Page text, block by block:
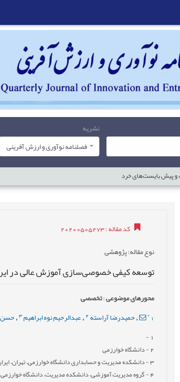
نشریه
فصلنامه نوآوری و ارزش آفرینی
و پیش بایست‌های خرد
کد مقاله: 20200505273
نوع مقاله: پژوهشی
توسعه کیفی خصوصی‌سازی آموزش عالی در
محورهای موضوعی:تخصصی
1
*
,حمیدرضا آراسته2
,عبدالرحیم نوه ابراهیم3
,حسن
1
-
2- دانشگاه خوارزمی
3- دانشکده مدیریت و حسابداری دانشگاه خوارزمی، تهران،
4- گروه مدیریت آموزشی، دانشکده مدیریت، دانشگاه خوارزمی،